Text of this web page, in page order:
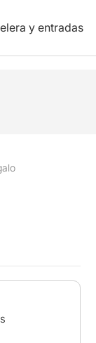
y entradas